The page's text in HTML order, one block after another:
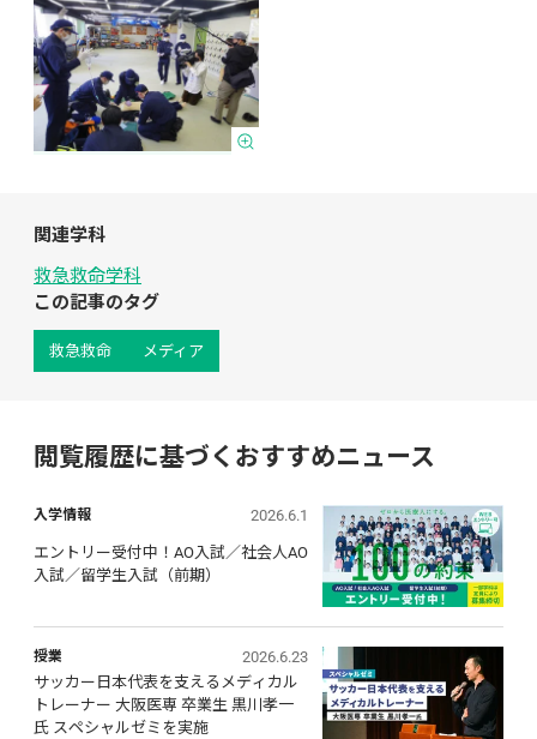
関連学科
救急救命学科
この記事のタグ
救急救命 メディア
閲覧履歴に基づくおすすめニュース
入学情報 2026.6.1
エントリー受付中！AO入試／社会人AO
入試／留学生入試（前期）
授業
2026.6.23
サッカー日本代表を支えるメディカル
トレーナー 大阪医専 卒業生 黒川孝一
氏 スペシャルゼミを実施